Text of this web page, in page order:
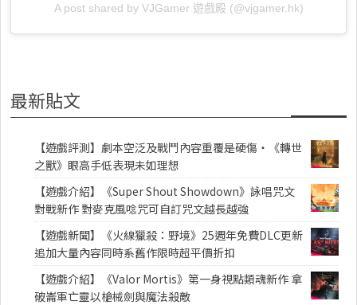
A post shared by VJGamer 遊戲殿 (@vjgamer.hk)
最新貼文
【遊戲評測】劇本空泛及戰鬥內容重覆是硬傷・《轉世
之獸》眼高手低表現未如理想
【遊戲介紹】《Super Shout Showdown》詠唱咒文
對戰新作 對麥克風唸咒可自訂咒文越長越強
【遊戲新聞】《火線獵殺：野境》25週年免費DLC更新
追加大量內容同時系舊作限時超平價折扣
【遊戲介紹】《Valor Mortis》第一身視點類魂新作 拿
破崙軍亡靈以槍械劍與魔法殺敵